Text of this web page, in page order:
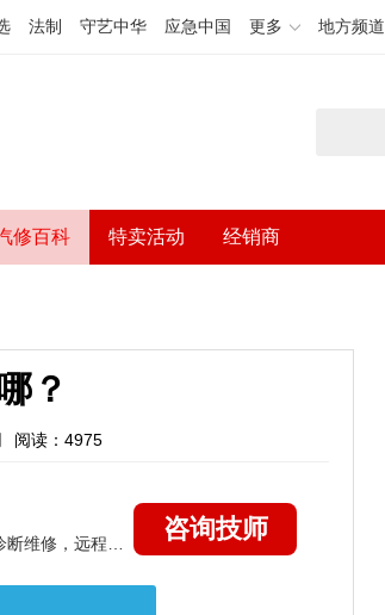
法制 守艺中华 应急中国 更多 地方频道
修百科 特卖活动 经销商
？
阅读：4975
咨询技师